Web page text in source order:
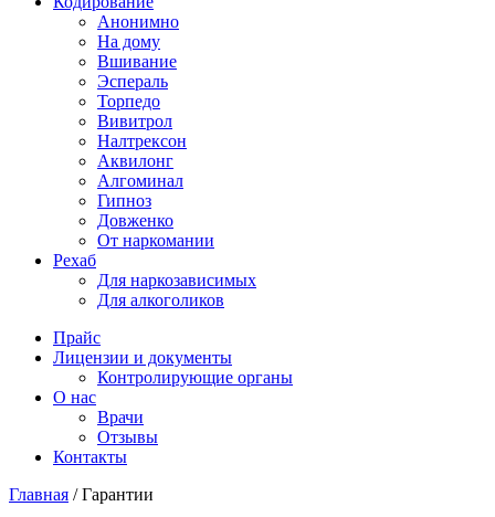
Анонимно
На дому
Вшивание
Эспераль
Торпедо
Вивитрол
Налтрексон
Аквилонг
Алгоминал
Гипноз
Довженко
От наркомании
Рехаб
Для наркозависимых
Для алкоголиков
Прайс
Лицензии и документы
Контролирующие органы
О нас
Врачи
Отзывы
Контакты
Главная /Гарантии